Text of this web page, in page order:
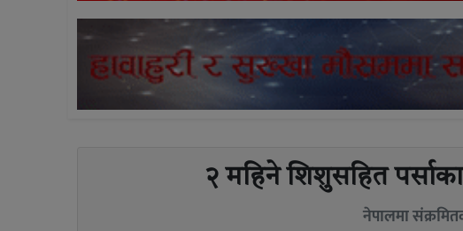
२ महिने शिशुसहित
नेपालमा